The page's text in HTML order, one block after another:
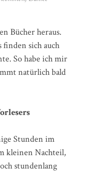
Bücher heraus.
finden sich auch
So habe ich mir
natürlich bald
Stunden im
kleinen Nachteil,
stundenlang